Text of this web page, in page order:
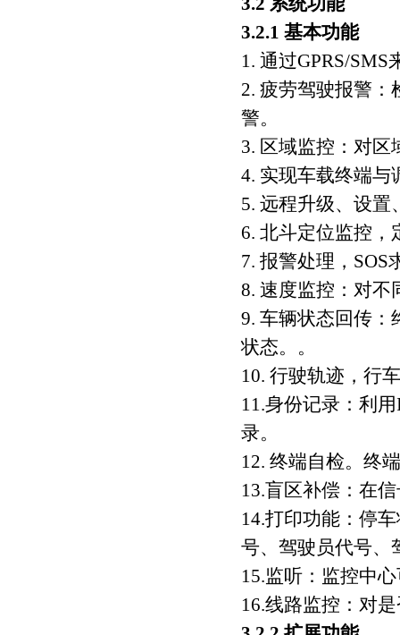
3.2.1 基本功能
1. 通过GPRS/
2. 疲劳驾驶报警
警。
3. 区域监控：对
4. 实现车载终端与
5. 远程升级、设置
6. 北斗定位监控，
7. 报警处理，SOS
8. 速度监控：对不
9. 车辆状态回传：
状态。。
10. 行驶轨迹，行
11.身份记录：利
录。
12. 终端自检。终
13.盲区补偿：在
14.打印功能：停
号、驾驶员代号、
15.监听：监控中
16.线路监控：对